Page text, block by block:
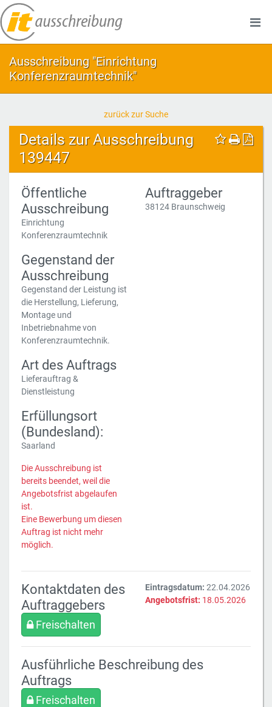
Ausschreibung "Einrichtung
Konferenzraumtechnik"
zurück zur Suche
Details zur Ausschreibung
139447
Öffentliche
Ausschreibung
Einrichtung
Konferenzraumtechnik
Gegenstand der
Ausschreibung
Gegenstand der Leistung ist
die Herstellung, Lieferung,
Montage und
Inbetriebnahme von
Konferenzraumtechnik.
Art des Auftrags
Lieferauftrag &
Dienstleistung
Erfüllungsort
(Bundesland):
Saarland
Die Ausschreibung ist
bereits beendet, weil die
Angebotsfrist abgelaufen
ist.
Eine Bewerbung um diesen
Auftrag ist nicht mehr
möglich.
Auftraggeber
38124 Braunschweig
Kontaktdaten des
Auftraggebers
Freischalten
Eintragsdatum: 22.04.2026
Angebotsfrist: 18.05.2026
Ausführliche Beschreibung des
Auftrags
Freischalten